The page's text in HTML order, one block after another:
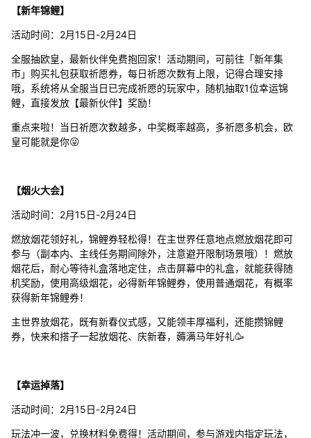
【新年锦鲤】
活动时间：2月15日-2月24日
全服抽欧皇，最新伙伴免费抱回家！活动期间，可前往「新年集
市」购买礼包获取祈愿券，每日祈愿次数有上限，记得合理安排
哦，系统将从全服当日已完成祈愿的玩家中，随机抽取1位幸运锦
鲤，直接发放【最新伙伴】奖励！
重点来啦！当日祈愿次数越多，中奖概率越高，多祈愿多机会，欧
皇可能就是你😜
【烟火大会】
活动时间：2月15日-2月24日
燃放烟花领好礼，锦鲤券轻松得！在主世界任意地点燃放烟花即可
参与（副本内、主线任务期间除外，注意避开限制场景哦）！燃放
烟花后，耐心等待礼盒落地定住，点击屏幕中的礼盒，就能获得随
机奖励，使用高级烟花，必得新年锦鲤券，使用普通烟花，有概率
获得新年锦鲤券！
主世界放烟花，既有新春仪式感，又能领丰厚福利，还能攒锦鲤
券，快来和搭子一起放烟花、庆新春，薅满马年好礼🥳
【幸运掉落】
活动时间：2月15日-2月24日
玩法冲一波，兑换材料免费得！活动期间，参与游戏内指定玩法，